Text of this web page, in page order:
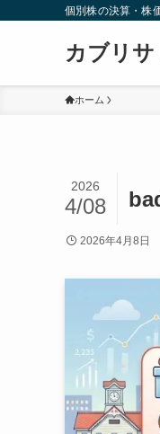
個別株の決算・株
カブリサ
ホーム
2026
4/08
2026年4月8日